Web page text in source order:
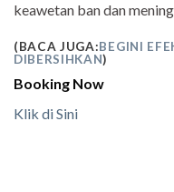
keawetan ban dan
(BACA JUGA:BEGINI
DIBERSIHKAN)
Booking Now
Klik di Sini